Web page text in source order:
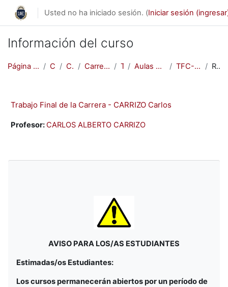
Saltar al contenido principal
Usted no ha iniciado sesión. (Iniciar sesión
Información del curso
Página Principal (home) Cursos Carreras Carreras Presenciales Tesis Aulas de Intercambio TFC TFC-CARRIZO Carlos Resumen
Trabajo Final de la Carrera - CARRIZO Carlos
Profesor:CARLOS ALBERTO CARRIZO
AVISO PARA LOS/AS ESTUDIANTES
Estimadas/os Estudiantes:
Los cursos permanecerán abiertos por un período de